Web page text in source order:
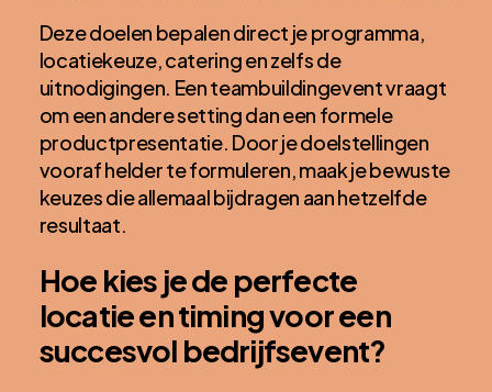
Deze doelen bepalen direct je programma,
locatiekeuze, catering en zelfs de
uitnodigingen. Een teambuildingevent vraagt
om een andere setting dan een formele
productpresentatie. Door je doelstellingen
vooraf helder te formuleren, maak je bewuste
keuzes die allemaal bijdragen aan hetzelfde
resultaat.
Hoe kies je de perfecte
locatie en timing voor een
succesvol bedrijfsevent?